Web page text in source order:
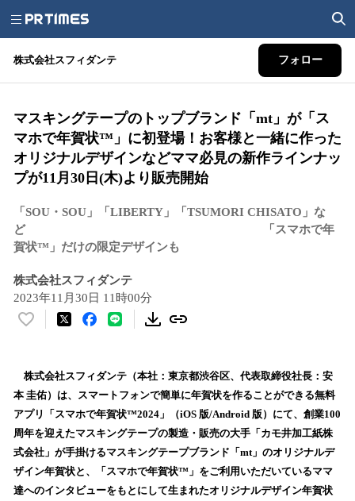
株式会社スフィダンテ フォロー
マスキングテープのトップブランド「mt」が「ス
マホで年賀状™」に初登場！お客様と一緒に作った
オリジナルデザインなどママ必見の新作ラインナッ
プが11月30日(木)より販売開始
「SOU・SOU」「LIBERTY」「TSUMORI CHISATO」な
ど 「スマホで年
賀状™」だけの限定デザインも
株式会社スフィダンテ
2023年11月30日 11時00分
い
！
数
を
読
込
み
中
株式会社スフィダンテ（本社：東京都渋谷区、代表取締役社長：安
本 圭佑）は、スマートフォンで簡単に年賀状を作ることができる無料
アプリ「スマホで年賀状™2024」（iOS 版/Android 版）にて、創業100
周年を迎えたマスキングテープの製造・販売の大手「カモ井加工紙株
式会社」が手掛けるマスキングテープブランド「mt」のオリジナルデ
ザイン年賀状と、「スマホで年賀状™」をご利用いただいているママ
達へのインタビューをもとにして生まれたオリジナルデザイン年賀状